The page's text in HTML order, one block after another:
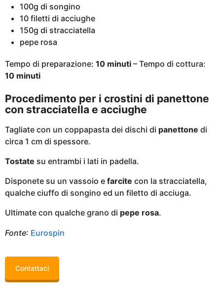
100g di songino
10 filetti di acciughe
150g di stracciatella
pepe rosa
Tempo di preparazione: 10 minuti – Tempo di cottura:
10 minuti
Procedimento per i crostini di panettone
con stracciatella e acciughe
Tagliate con un coppapasta dei dischi di panettone di
circa 1 cm di spessore.
Tostate su entrambi i lati in padella.
Disponete su un vassoio e farcite con la stracciatella,
qualche ciuffo di songino ed un filetto di acciuga.
Ultimate con qualche grano di pepe rosa.
Fonte: Eurospin
Contattaci